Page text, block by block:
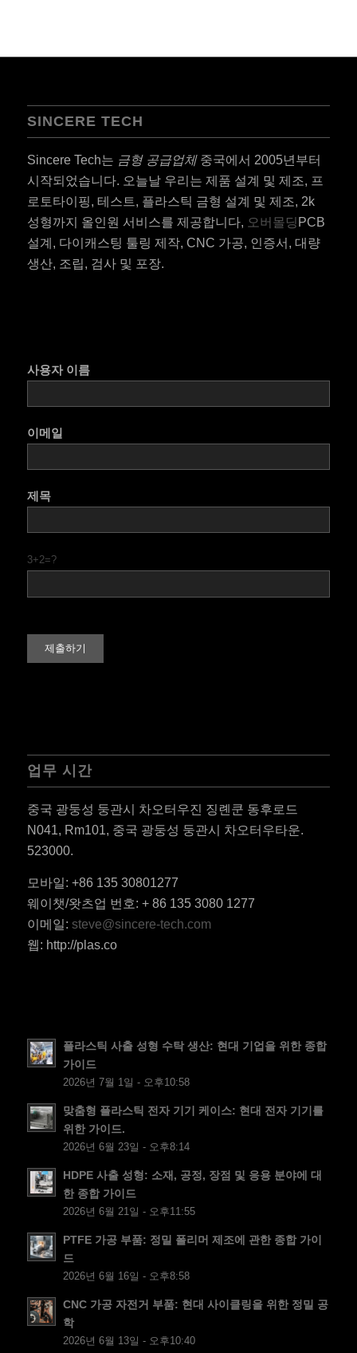
SINCERE TECH
Sincere Tech는 금형 공급업체중국에서 2005년부터
시작되었습니다. 오늘날 우리는 제품 설계 및 제조, 프
로토타이핑, 테스트, 플라스틱 금형 설계 및 제조, 2k
성형까지 올인원 서비스를 제공합니다, 오버몰딩 PCB
설계, 다이캐스팅 툴링 제작, CNC 가공, 인증서, 대량
생산, 조립, 검사 및 포장.
사용자 이름
이메일
제목
3+2=?
업무 시간
중국 광둥성 둥관시 차오터우진 징롄쿤 동후로드
N041, Rm101, 중국 광둥성 둥관시 차오터우타운.
523000.
모바일: +86 135 30801277
웨이챗/왓츠업 번호: + 86 135 3080 1277
이메일: steve@sincere-tech.com
웹: http://plas.co
플라스틱 사출 성형 수탁 생산: 현대 기업을 위한 종합
가이드
2026년 7월 1일 - 오후10:58
맞춤형 플라스틱 전자 기기 케이스: 현대 전자 기기를
위한 가이드.
2026년 6월 23일 - 오후8:14
HDPE 사출 성형: 소재, 공정, 장점 및 응용 분야에 대
한 종합 가이드
2026년 6월 21일 - 오후11:55
PTFE 가공 부품: 정밀 폴리머 제조에 관한 종합 가이
드
2026년 6월 16일 - 오후8:58
CNC 가공 자전거 부품: 현대 사이클링을 위한 정밀 공
학
2026년 6월 13일 - 오후10:40
DE
RU
NL
PL
AR
ES
JA
PT
DA
FI
HU
RO
ES_MX